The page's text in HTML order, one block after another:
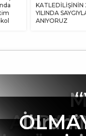
KATLEDİLİŞİNİN
YILINDA
ANIYORUZ